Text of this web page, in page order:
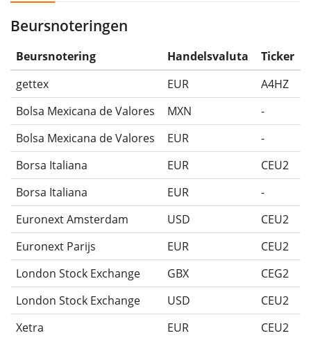
Beursnoteringen
Beursnotering Handelsvaluta
Ticker
gettex
EUR
A4HZ
Bolsa Mexicana de Valores
MXN
-
Bolsa Mexicana de Valores
EUR
-
Borsa Italiana
EUR
CEU2
Borsa Italiana
EUR
-
Euronext Amsterdam
USD
CEU2
Euronext Parijs
EUR
CEU2
London Stock Exchange
GBX
CEG2
London Stock Exchange
USD
CEU2
Xetra
EUR CEU2